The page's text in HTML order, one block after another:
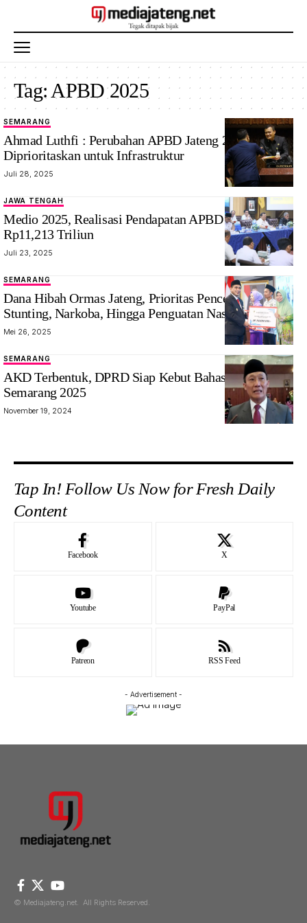
Tag: APBD 2025
SEMARANG
Ahmad Luthfi : Perubahan APBD Jateng 2025 Masih
Diprioritaskan untuk Infrastruktur
Juli 28, 2025
JAWA TENGAH
Medio 2025, Realisasi Pendapatan APBD Jateng Capai
Rp11,213 Triliun
Juli 23, 2025
SEMARANG
Dana Hibah Ormas Jateng, Prioritas Pencegahan
Stunting, Narkoba, Hingga Penguatan Nasionalisme
Mei 26, 2025
SEMARANG
AKD Terbentuk, DPRD Siap Kebut Bahas APBD Kota
Semarang 2025
November 19, 2024
Tap In! Follow Us Now for Fresh Daily
Content
Facebook X
Youtube PayPal
Patreon RSS Feed
- Advertisement -
© Mediajateng.net. All Rights Reserved.